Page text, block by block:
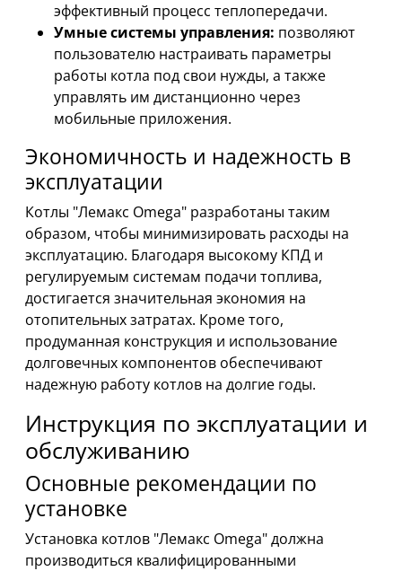
эффективный процесс теплопередачи.
Умные системы управления: позволяют
пользователю настраивать параметры
работы котла под свои нужды, а также
управлять им дистанционно через
мобильные приложения.
Экономичность и надежность в
эксплуатации
Котлы "Лемакс Omega" разработаны таким
образом, чтобы минимизировать расходы на
эксплуатацию. Благодаря высокому КПД и
регулируемым системам подачи топлива,
достигается значительная экономия на
отопительных затратах. Кроме того,
продуманная конструкция и использование
долговечных компонентов обеспечивают
надежную работу котлов на долгие годы.
Инструкция по эксплуатации и
обслуживанию
Основные рекомендации по
установке
Установка котлов "Лемакс Omega" должна
производиться квалифицированными